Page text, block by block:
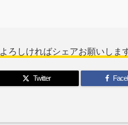
よろしければシェアお願いしま
Twitter